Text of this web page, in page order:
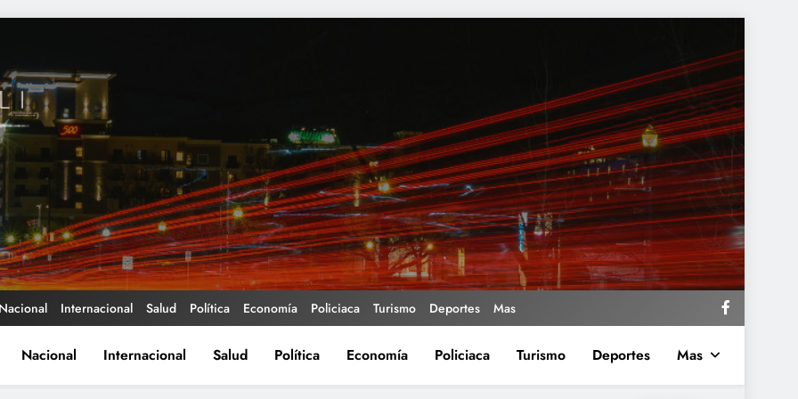
Nacional Internacional Salud Política Economía Policiaca Turismo Deportes Mas
Nacional Internacional Salud Política Economía Policiaca Turismo Deportes Mas